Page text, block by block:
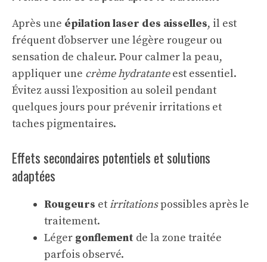
Après une épilation laser des aisselles, il est
fréquent d’observer une légère rougeur ou
sensation de chaleur. Pour calmer la peau,
appliquer une crème hydratanteest essentiel.
Évitez aussi l’exposition au soleil pendant
quelques jours pour prévenir irritations et
taches pigmentaires.
Effets secondaires potentiels et solutions
adaptées
Rougeurs etirritationspossibles après le
traitement.
Léger gonflement de la zone traitée
parfois observé.